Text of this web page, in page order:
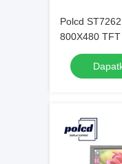
Polcd
800X480